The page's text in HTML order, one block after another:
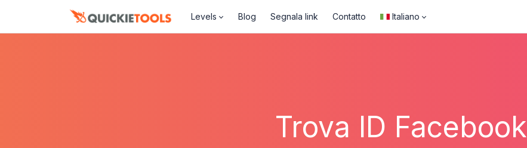
Levels Blog Segnala link Contatto Italiano
Trova ID Facebook